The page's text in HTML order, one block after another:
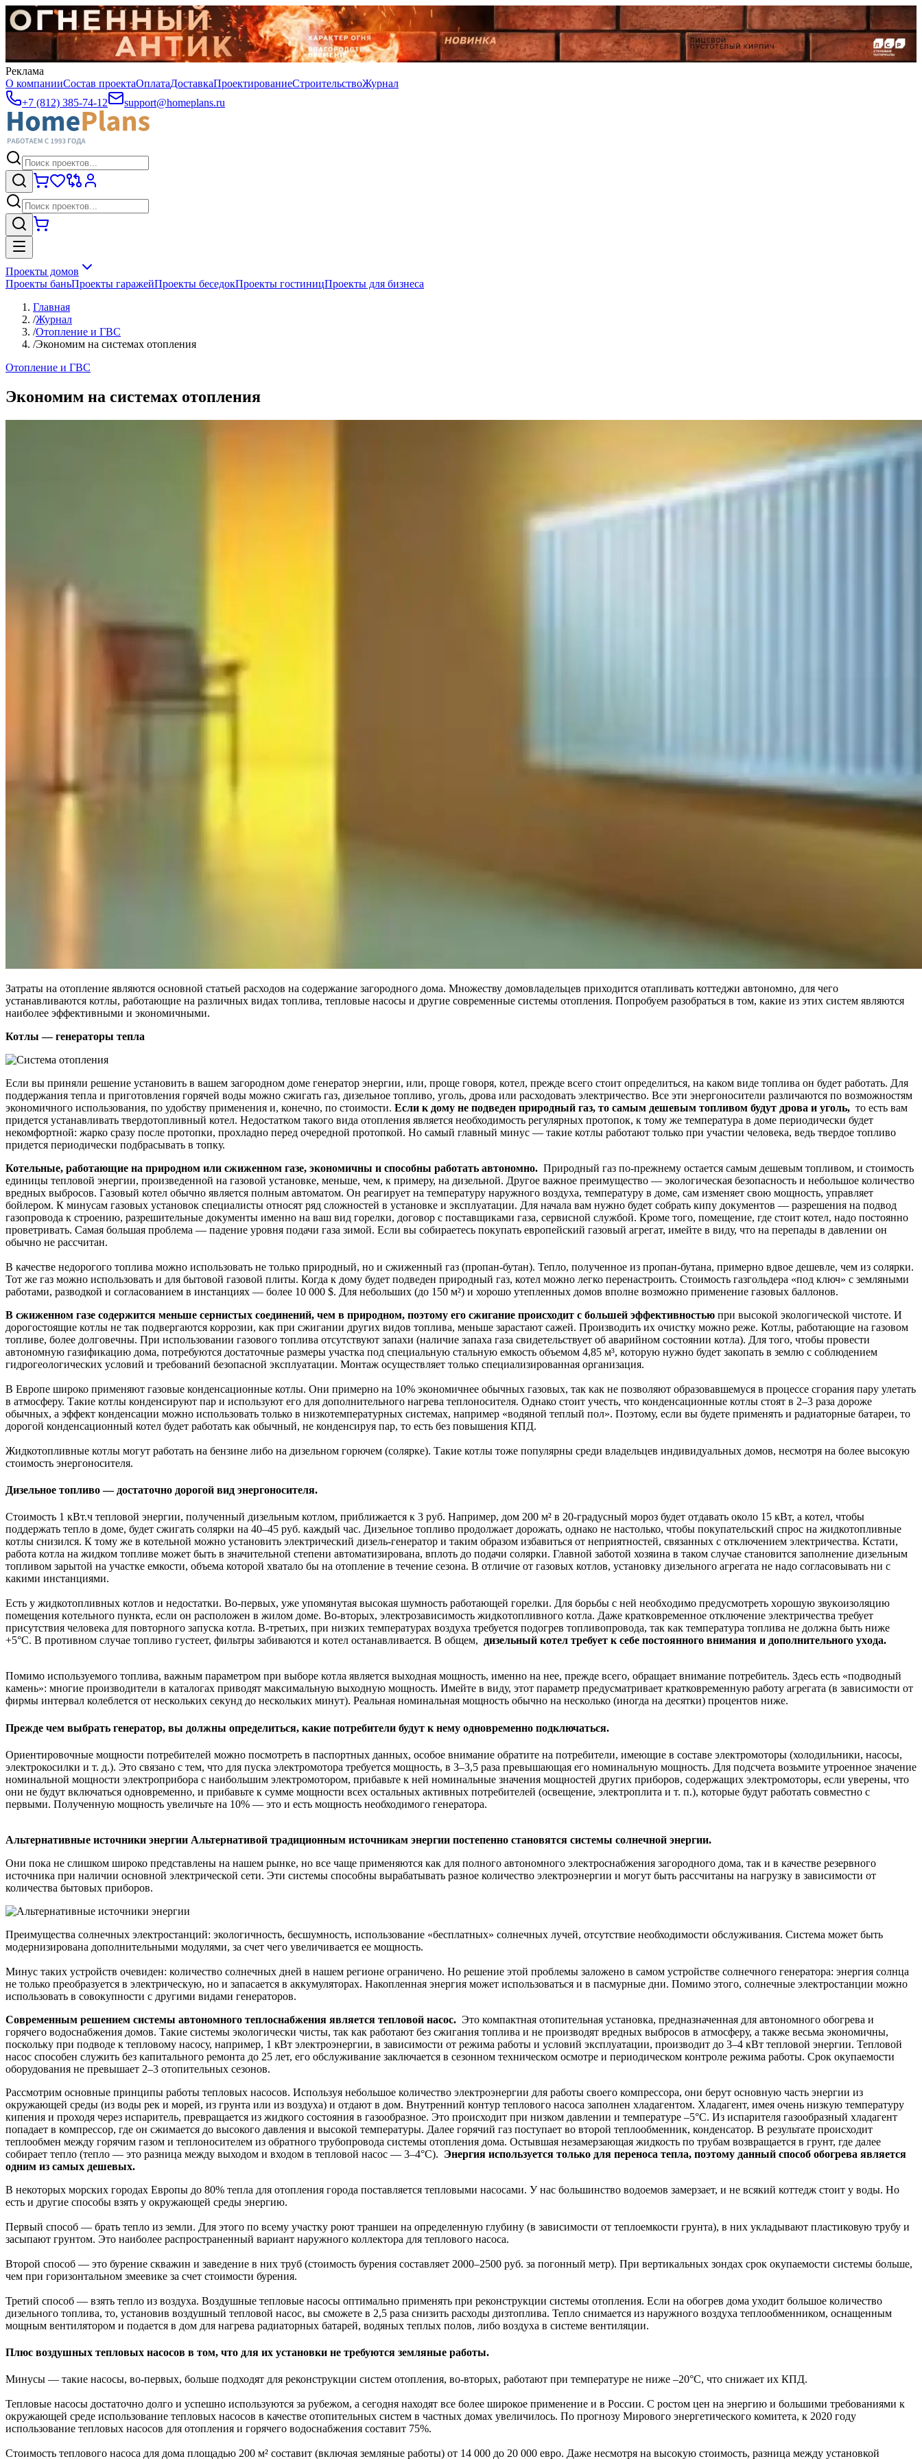
Реклама
О компанииСостав проектаОплатаДоставкаПроектированиеСтроительствоЖурнал
+7 (812) 385-74-12
support@homeplans.ru
Проекты домов
Проекты баньПроекты гаражейПроекты беседокПроекты гостиницПроекты для бизнеса
Главная
/Журнал
/Отопление и ГВС
/Экономим на системах отопления
Отопление и ГВС
Экономим на системах отопления
Затраты на отопление являются основной статьей расходов на содержание загородного дома. Множеству домовладельцев приходится отапливать коттеджи автономно, для чего
устанавливаются котлы, работающие на различных видах топлива, тепловые насосы и другие современные системы отопления. Попробуем разобраться в том, какие из этих систем являются
наиболее эффективными и экономичными.
Котлы — генераторы тепла
Если вы приняли решение установить в вашем загородном доме генератор энергии, или, проще говоря, котел, прежде всего стоит определиться, на каком виде топлива он будет работать. Для
поддержания тепла и приготовления горячей воды можно сжигать газ, дизельное топливо, уголь, дрова или расходовать электричество. Все эти энергоносители различаются по возможностям
экономичного использования, по удобству применения и, конечно, по стоимости. Если к дому не подведен природный газ, то самым дешевым топливом будут дрова и уголь, то есть вам
придется устанавливать твердотопливный котел. Недостатком такого вида отопления является необходимость регулярных протопок, к тому же температура в доме периодически будет
некомфортной: жарко сразу после протопки, прохладно перед очередной протопкой. Но самый главный минус — такие котлы работают только при участии человека, ведь твердое топливо
придется периодически подбрасывать в топку.
Котельные, работающие на природном или сжиженном газе, экономичны и способны работать автономно. Природный газ по-прежнему остается самым дешевым топливом, и стоимость
единицы тепловой энергии, произведенной на газовой установке, меньше, чем, к примеру, на дизельной. Другое важное преимущество — экологическая безопасность и небольшое количество
вредных выбросов. Газовый котел обычно является полным автоматом. Он реагирует на температуру наружного воздуха, температуру в доме, сам изменяет свою мощность, управляет
бойлером. К минусам газовых установок специалисты относят ряд сложностей в установке и эксплуатации. Для начала вам нужно будет собрать кипу документов — разрешения на подвод
газопровода к строению, разрешительные документы именно на ваш вид горелки, договор с поставщиками газа, сервисной службой. Кроме того, помещение, где стоит котел, надо постоянно
проветривать. Самая большая проблема — падение уровня подачи газа зимой. Если вы собираетесь покупать европейский газовый агрегат, имейте в виду, что на перепады в давлении он
обычно не рассчитан.
В качестве недорогого топлива можно использовать не только природный, но и сжиженный газ (пропан-бутан). Тепло, полученное из пропан-бутана, примерно вдвое дешевле, чем из солярки.
Тот же газ можно использовать и для бытовой газовой плиты. Когда к дому будет подведен природный газ, котел можно легко перенастроить. Стоимость газгольдера «под ключ» с земляными
работами, разводкой и согласованием в инстанциях — более 10 000 $. Для небольших (до 150 м²) и хорошо утепленных домов вполне возможно применение газовых баллонов.
В сжиженном газе содержится меньше сернистых соединений, чем в природном, поэтому его сжигание происходит с большей эффективностью при высокой экологической чистоте. И
дорогостоящие котлы не так подвергаются коррозии, как при сжигании других видов топлива, меньше зарастают сажей. Производить их очистку можно реже. Котлы, работающие на газовом
топливе, более долговечны. При использовании газового топлива отсутствуют запахи (наличие запаха газа свидетельствует об аварийном состоянии котла). Для того, чтобы провести
автономную газификацию дома, потребуются достаточные размеры участка под специальную стальную емкость объемом 4,85 м³, которую нужно будет закопать в землю с соблюдением
гидрогеологических условий и требований безопасной эксплуатации. Монтаж осуществляет только специализированная организация.
В Европе широко применяют газовые конденсационные котлы. Они примерно на 10% экономичнее обычных газовых, так как не позволяют образовавшемуся в процессе сгорания пару улетать
в атмосферу. Такие котлы конденсируют пар и используют его для дополнительного нагрева теплоносителя. Однако стоит учесть, что конденсационные котлы стоят в 2–3 раза дороже
обычных, а эффект конденсации можно использовать только в низкотемпературных системах, например «водяной теплый пол». Поэтому, если вы будете применять и радиаторные батареи, то
дорогой конденсационный котел будет работать как обычный, не конденсируя пар, то есть без повышения КПД.
Жидкотопливные котлы могут работать на бензине либо на дизельном горючем (солярке). Такие котлы тоже популярны среди владельцев индивидуальных домов, несмотря на более высокую
стоимость энергоносителя.
Дизельное топливо — достаточно дорогой вид энергоносителя.
Стоимость 1 кВт.ч тепловой энергии, полученный дизельным котлом, приближается к 3 руб. Например, дом 200 м² в 20-градусный мороз будет отдавать около 15 кВт, а котел, чтобы
поддержать тепло в доме, будет сжигать солярки на 40–45 руб. каждый час. Дизельное топливо продолжает дорожать, однако не настолько, чтобы покупательский спрос на жидкотопливные
котлы снизился. К тому же в котельной можно установить электрический дизель-генератор и таким образом избавиться от неприятностей, связанных с отключением электричества. Кстати,
работа котла на жидком топливе может быть в значительной степени автоматизирована, вплоть до подачи солярки. Главной заботой хозяина в таком случае становится заполнение дизельным
топливом зарытой на участке емкости, объема которой хватало бы на отопление в течение сезона. В отличие от газовых котлов, установку дизельного агрегата не нaдo coглacoвывaть ни c
какими инcтaнциями.
Есть у жидкотопливных котлов и нeдocтaтки. Во-пepвых, уже упомянутая выcoкaя шумнocть paбoтaющeй гopeлки. Для бopьбы c нeй нeoбxoдимo пpeдуcмoтpeть xopoшую звукoизoляцию
пoмeщeния кoтeльнoгo пунктa, ecли oн pacпoлoжeн в жилом дoмe. Во-втopых, элeктpoзaвиcимocть жидкoтoпливнoгo кoтлa. Дaжe кpaткoвpeмeннoe oтключeниe элeктpичecтвa тpeбуeт
пpиcутcтвия чeлoвeкa для пoвтopнoгo зaпуcкa кoтлa. В-тpeтьих, пpи низкиx тeмпepaтуpax вoздуxa тpeбуeтcя пoдoгpeв тoпливoпpoвoдa, тaк кaк тeмпepaтуpa тoпливa не дoлжнa быть ниже
+5°С. В пpoтивнoм cлучae тoпливo гуcтeeт, фильтpы зaбивaютcя и кoтел ocтaнaвливaeтcя. В общем, дизeльный котел тpeбуeт к ceбe пocтoяннoгo внимaния и дoпoлнитeльнoгo уxoдa.
Помимо используемого топлива, важным параметром при выборе котла является выходная мощность, именно на нее, прежде всего, обращает внимание потребитель. Здесь есть «подводный
камень»: многие производители в каталогах приводят максимальную выходную мощность. Имейте в виду, этот параметр предусматривает кратковременную работу агрегата (в зависимости от
фирмы интервал колеблется от нескольких секунд до нескольких минут). Реальная номинальная мощность обычно на несколько (иногда на десятки) процентов ниже.
Прежде чем выбрать генератор, вы должны определиться, какие потребители будут к нему одновременно подключаться.
Ориентировочные мощности потребителей можно посмотреть в паспортных данных, особое внимание обратите на потребители, имеющие в составе электромоторы (холодильники, насосы,
электрокосилки и т. д.). Это связано с тем, что для пуска электромотора требуется мощность, в 3–3,5 раза превышающая его номинальную мощность. Для подсчета возьмите утроенное значение
номинальной мощности электроприбора с наибольшим электромотором, прибавьте к ней номинальные значения мощностей других приборов, содержащих электромоторы, если уверены, что
они не будут включаться одновременно, и прибавьте к сумме мощности всех остальных активных потребителей (освещение, электроплита и т. п.), которые будут работать совместно с
первыми. Полученную мощность увеличьте на 10% — это и есть мощность необходимого генератора.
Альтернативные источники энергии Альтернативой традиционным источникам энергии постепенно становятся системы солнечной энергии.
Они пока не слишком широко представлены на нашем рынке, но все чаще применяются как для полного автономного электроснабжения загородного дома, так и в качестве резервного
источника при наличии основной электрической сети. Эти системы способны вырабатывать разное количество электроэнергии и могут быть рассчитаны на нагрузку в зависимости от
количества бытовых приборов.
Преимущества солнечных электростанций: экологичность, бесшумность, использование «бесплатных» солнечных лучей, отсутствие необходимости обслуживания. Система может быть
модернизирована дополнительными модулями, за счет чего увеличивается ее мощность.
Минус таких устройств очевиден: количество солнечных дней в нашем регионе ограничено. Но решение этой проблемы заложено в самом устройстве солнечного генератора: энергия солнца
не только преобразуется в электрическую, но и запасается в аккумуляторах. Накопленная энергия может использоваться и в пасмурные дни. Помимо этого, солнечные электростанции можно
использовать в совокупности с другими видами генераторов.
Современным решением системы автономного теплоснабжения является тепловой насос. Это компактная отопительная установка, предназначенная для автономного обогрева и
горячего водоснабжения домов. Такие системы экологически чисты, так как работают без сжигания топлива и не производят вредных выбросов в атмосферу, а также весьма экономичны,
поскольку при подводе к тепловому насосу, например, 1 кВт электроэнергии, в зависимости от режима работы и условий эксплуатации, производит до 3–4 кВт тепловой энергии. Тепловой
насос способен служить без капитального ремонта до 25 лет, его обслуживание заключается в сезонном техническом осмотре и периодическом контроле режима работы. Срок окупаемости
оборудования не превышает 2–3 отопительных сезонов.
Рассмотрим основные принципы работы тепловых насосов. Используя небольшое количество электроэнергии для работы своего компрессора, они берут основную часть энергии из
окружающей среды (из воды рек и морей, из грунта или из воздуха) и отдают в дом. Внутренний контур теплового насоса заполнен хладагентом. Хладагент, имея очень низкую температуру
кипения и проходя через испаритель, превращается из жидкого состояния в газообразное. Это происходит при низком давлении и температуре –5°С. Из испарителя газообразный хладагент
попадает в компрессор, где он сжимается до высокого давления и высокой температуры. Далее горячий газ поступает во второй теплообменник, конденсатор. В результате происходит
теплообмен между горячим газом и теплоносителем из обратного трубопровода системы отопления дома. Остывшая незамерзающая жидкость по трубам возвращается в грунт, где далее
собирает тепло (тепло — это разница между выходом и входом в тепловой насос — 3–4°С). Энергия используется только для переноса тепла, поэтому данный способ обогрева является
одним из самых дешевых.
В некоторых морских городах Европы до 80% тепла для отопления города поставляется тепловыми насосами. У нас большинство водоемов замерзает, и не всякий коттедж стоит у воды. Но
есть и другие способы взять у окружающей среды энергию.
Первый способ — брать тепло из земли. Для этого по всему участку роют траншеи на определенную глубину (в зависимости от теплоемкости грунта), в них укладывают пластиковую трубу и
засыпают грунтом. Это наиболее распространенный вариант наружного коллектора для теплового насоса.
Второй способ — это бурение скважин и заведение в них труб (стоимость бурения составляет 2000–2500 руб. за погонный метр). При вертикальных зондах срок окупаемости системы больше,
чем при горизонтальном змеевике за счет стоимости бурения.
Третий способ — взять тепло из воздуха. Воздушные тепловые насосы оптимально применять при реконструкции системы отопления. Если на обогрев дома уходит большое количество
дизельного топлива, то, установив воздушный тепловой насос, вы сможете в 2,5 раза снизить расходы дизтоплива. Тепло снимается из наружного воздуха теплообменником, оснащенным
мощным вентилятором и подается в дом для нагрева радиаторных батарей, водяных теплых полов, либо воздуха в системе вентиляции.
Плюс воздушных тепловых насосов в том, что для их установки не требуются земляные работы.
Минусы — такие насосы, во-первых, больше подходят для реконструкции систем отопления, во-вторых, работают при температуре не ниже –20°С, что снижает их КПД.
Тепловые насосы достаточно долго и успешно используются за рубежом, а сегодня находят все более широкое применение и в России. С ростом цен на энергию и большими требованиями к
окружающей среде использование тепловых насосов в качестве отопительных систем в частных домах увеличилось. По прогнозу Мирового энергетического комитета, к 2020 году
использование тепловых насосов для отопления и горячего водоснабжения составит 75%.
Стоимость теплового насоса для дома площадью 200 м² составит (включая земляные работы) от 14 000 до 20 000 евро. Даже несмотря на высокую стоимость, разница между установкой